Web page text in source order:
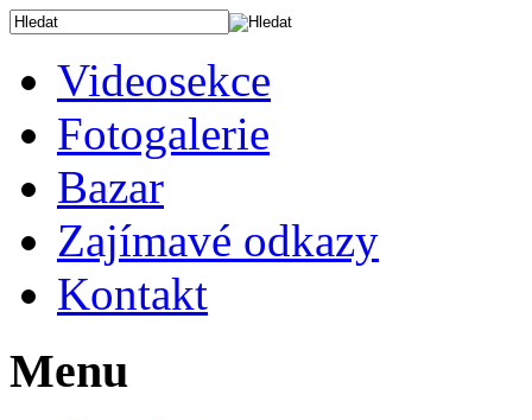
Videosekce
Fotogalerie
Bazar
Zajímavé odkazy
Kontakt
Menu